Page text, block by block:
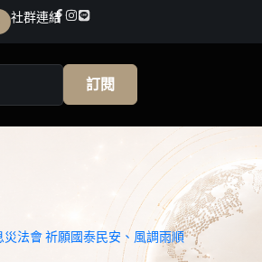
社群連結
訂閱
法會 祈願國泰民安、風調雨順